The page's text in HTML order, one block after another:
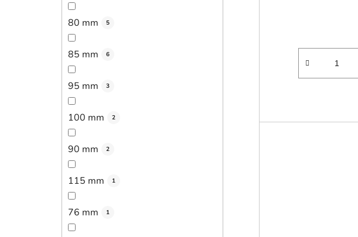
80 mm 5
85 mm 6
95 mm 3
100 mm 2
90 mm 2
115 mm 1
76 mm 1